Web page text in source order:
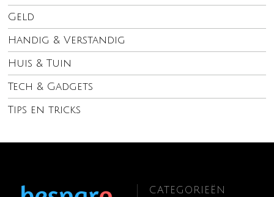
Geld
Handig & Verstandig
Huis & Tuin
Tech & Gadgets
Tips en tricks
CATEGORIEËN